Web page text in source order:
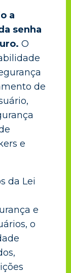
a
senha
O
de
e
da Lei
e
o